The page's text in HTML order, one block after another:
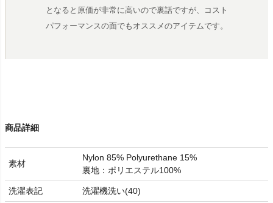
となると原価が非常に高いので裏話ですが、コスト
パフォーマンスの面でもオススメのアイテムです。
商品詳細
素材
Nylon 85% Polyurethane 15%
裏地：ポリエステル100%
洗濯表記 洗濯機洗い(40)